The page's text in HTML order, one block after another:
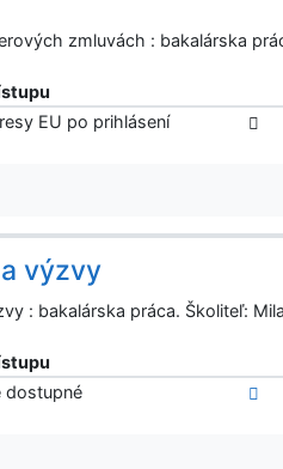
zmluvách : bakalárska
EU po prihlásení
výzvy
: bakalárska práca. Školiteľ:
dostupné